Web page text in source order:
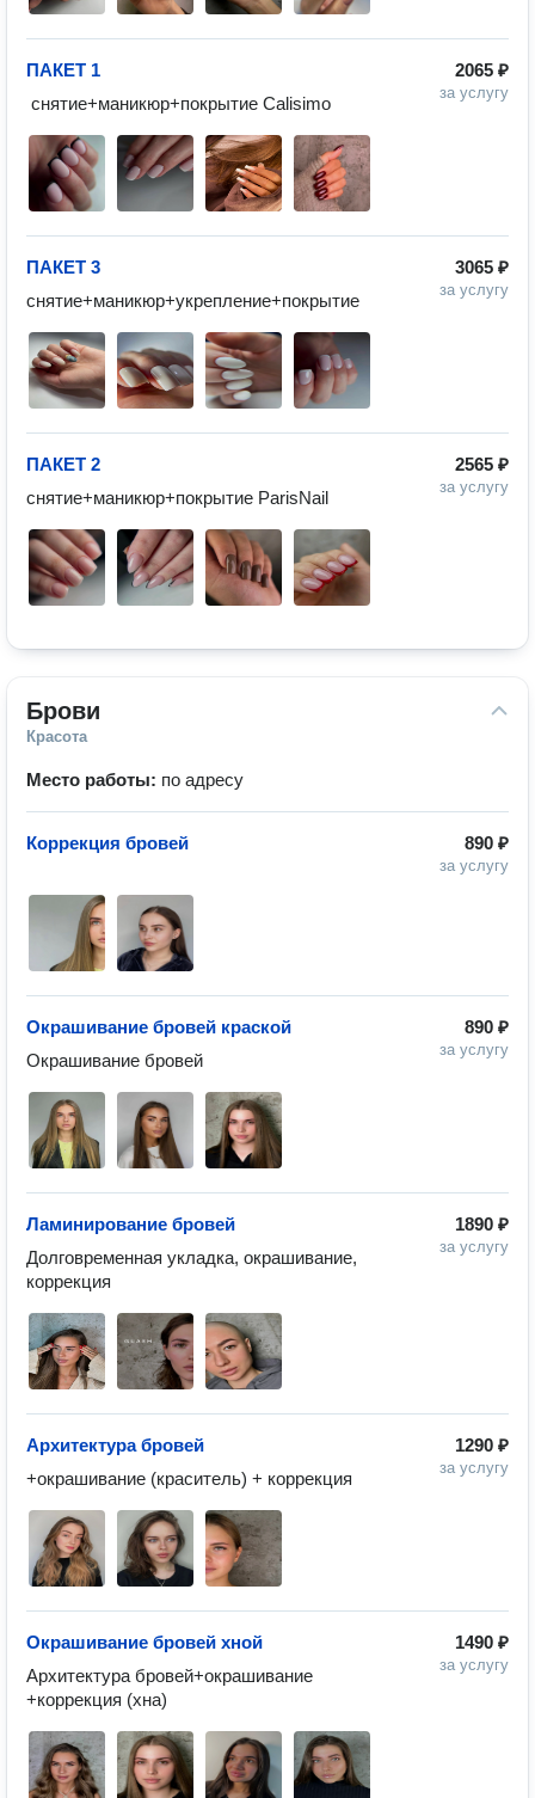
2065 ₽
за услугу
ПАКЕТ 1
снятие+маникюр+покрытие Calisimo
3065 ₽
за услугу
ПАКЕТ 3
снятие+маникюр+укрепление+покрытие
2565 ₽
за услугу
ПАКЕТ 2
снятие+маникюр+покрытие ParisNail
Брови
Красота
Место работы: по адресу
890 ₽
за услугу
Коррекция бровей
890 ₽
за услугу
Окрашивание бровей краской
Окрашивание бровей
1890 ₽
за услугу
Ламинирование бровей
Долговременная укладка, окрашивание,
коррекция
1290 ₽
за услугу
Архитектура бровей
+окрашивание (краситель) + коррекция
1490 ₽
за услугу
Окрашивание бровей хной
Архитектура бровей+окрашивание
+коррекция (хна)